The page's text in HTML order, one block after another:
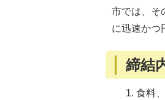
市では、そ
に迅速かつ
締結
食料